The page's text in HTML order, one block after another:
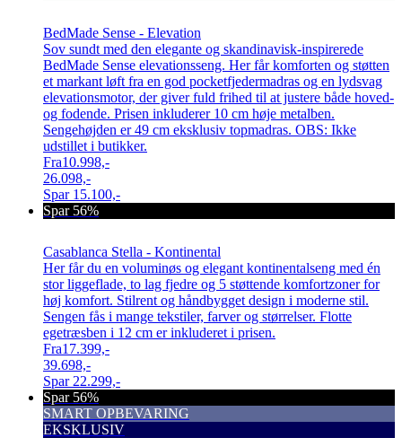
BedMade Sense - Elevation
Sov sundt med den elegante og skandinavisk-inspirerede
BedMade Sense elevationsseng. Her får komforten og støtten
et markant løft fra en god pocketfjedermadras og en lydsvag
elevationsmotor, der giver fuld frihed til at justere både hoved-
og fodende. Prisen inkluderer 10 cm høje metalben.
Sengehøjden er 49 cm eksklusiv topmadras. OBS: Ikke
udstillet i butikker.
Fra10.998,-
26.098,-
Spar 15.100,-
Spar 56%
Casablanca Stella - Kontinental
Her får du en voluminøs og elegant kontinentalseng med én
stor liggeflade, to lag fjedre og 5 støttende komfortzoner for
høj komfort. Stilrent og håndbygget design i moderne stil.
Sengen fås i mange tekstiler, farver og størrelser. Flotte
egetræsben i 12 cm er inkluderet i prisen.
Fra17.399,-
39.698,-
Spar 22.299,-
Spar 56%
SMART OPBEVARING
EKSKLUSIV